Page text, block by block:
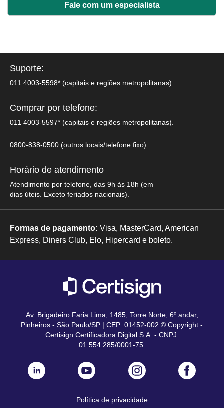
Fale com um especialista
Suporte:
011 4003-5598* (capitais e regiões metropolitanas).
Comprar por telefone:
011 4003-5597* (capitais e regiões metropolitanas).
0800-838-0500 (outros locais/telefone fixo).
Horário de atendimento
Atendimento por telefone, das 9h às 18h (em
dias úteis. Exceto feriados nacionais).
Formas de pagamento: Visa, MasterCard, American
Express, Diners Club, Elo, Hipercard e boleto.
Av. Brigadeiro Faria Lima, 1485, Torre Norte, 6º andar,
Pinheiros - São Paulo/SP | CEP: 01452-002 © Copyright -
Certisign Certificadora Digital S.A. - CNPJ:
01.554.285/0001-75.
Política de privacidade